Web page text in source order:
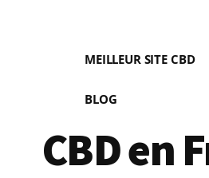
MEILLEUR SITE CBD
BLOG
CBD en